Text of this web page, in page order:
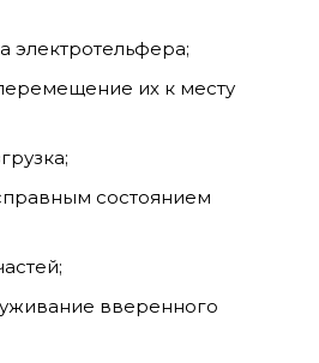
электротельфера;
их к месту
состоянием
вверенного